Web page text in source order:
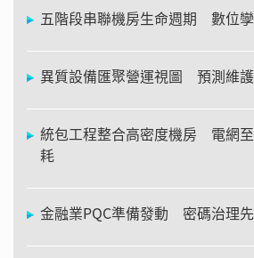
五階段串聯機房生命週期 數位
異質設備匯聚營運視圖 預測維
統包工程整合高密度機房 電網
耗
金融業PQC準備發動 密碼治理